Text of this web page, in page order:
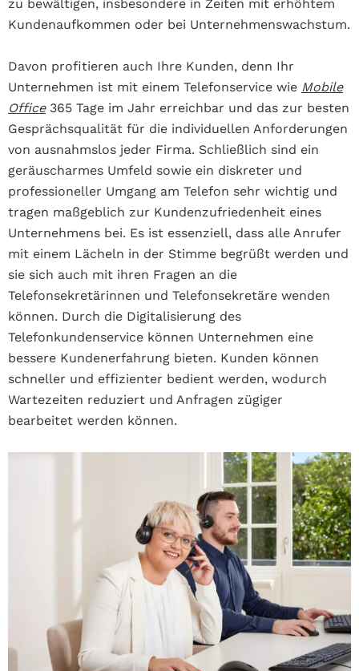
zu bewältigen, insbesondere in Zeiten mit erhöhtem
Kundenaufkommen oder bei Unternehmenswachstum.
Davon profitieren auch Ihre Kunden, denn Ihr
Unternehmen ist mit einem Telefonservice wie Mobile
Office365 Tage im Jahr erreichbar und das zur besten
Gesprächsqualität für die individuellen Anforderungen
von ausnahmslos jeder Firma. Schließlich sind ein
geräuscharmes Umfeld sowie ein diskreter und
professioneller Umgang am Telefon sehr wichtig und
tragen maßgeblich zur Kundenzufriedenheit eines
Unternehmens bei. Es ist essenziell, dass alle Anrufer
mit einem Lächeln in der Stimme begrüßt werden und
sie sich auch mit ihren Fragen an die
Telefonsekretärinnen und Telefonsekretäre wenden
können. Durch die Digitalisierung des
Telefonkundenservice können Unternehmen eine
bessere Kundenerfahrung bieten. Kunden können
schneller und effizienter bedient werden, wodurch
Wartezeiten reduziert und Anfragen zügiger
bearbeitet werden können.